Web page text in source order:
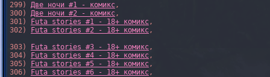
299) Две ночи #1 - комикс,
300) Две ночи #2 - комикс,
301)
Futa stories #1 - 18+ комикс,
302)
Futa stories #2 - 18+ комикс,
303)
Futa stories #3 - 18+ комикс,
304)
Futa stories #4 - 18+ комикс,
305)
Futa stories #5 - 18+ комикс,
306)
Futa stories #6 - 18+ комикс,